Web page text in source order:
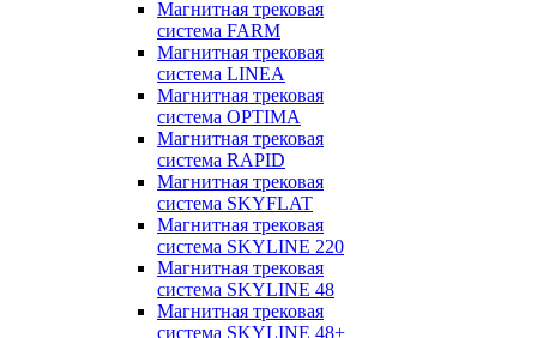
Магнитная трековая
система FARM
Магнитная трековая
система LINEA
Магнитная трековая
система OPTIMA
Магнитная трековая
система RAPID
Магнитная трековая
система SKYFLAT
Магнитная трековая
система SKYLINE 220
Магнитная трековая
система SKYLINE 48
Магнитная трековая
система SKYLINE 48+